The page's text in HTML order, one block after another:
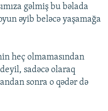
gəlmiş bu bəlada
əyib beləcə yaşamağa
heç olmamasından
sadəcə olaraq
sonra o qədər də